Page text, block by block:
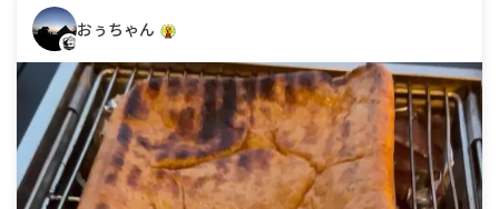
おぅちゃん